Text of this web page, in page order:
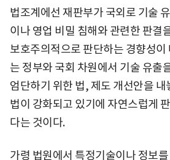
법조계에선 재판부가 국외로 기술
이나 영업 비밀 침해와 관련한 판결
보호주의적으로 판단하는 경향성이
는 정부와 국회 차원에서 기술 유출
엄단하기 위한 법, 제도 개선안을
법이 강화되고 있기에 자연스럽게
다는 것이다.
가령 법원에서 특정기술이나 정보